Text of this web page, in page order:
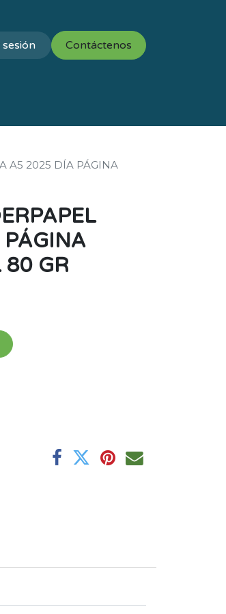
sesión Contáctenos
A5 2025 DÍA PÁGINA
80 GR